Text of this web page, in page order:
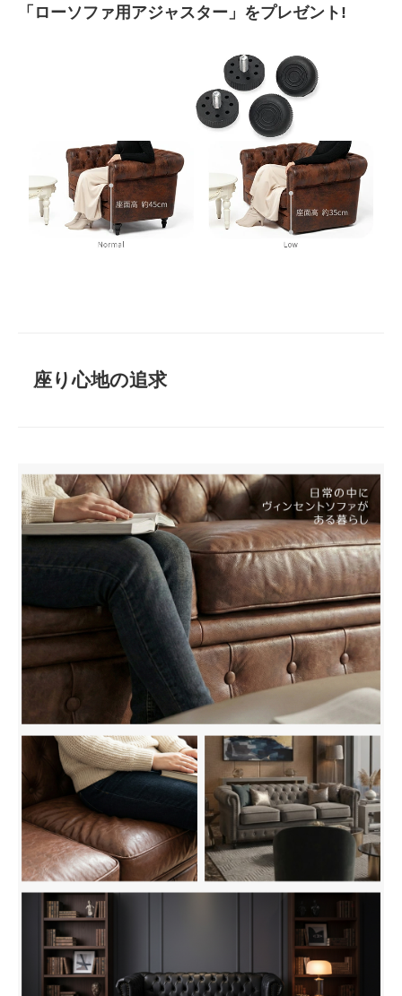
「ローソファ用アジャスター」をプレゼント!
座り心地の追求